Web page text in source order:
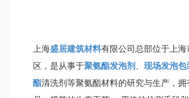
上海盛居建筑材料有限公司总部位于上海
区，是从事于聚氨酯发泡剂 现场发泡包
酯清洗剂等聚氨酯材料的研究与生产，拥